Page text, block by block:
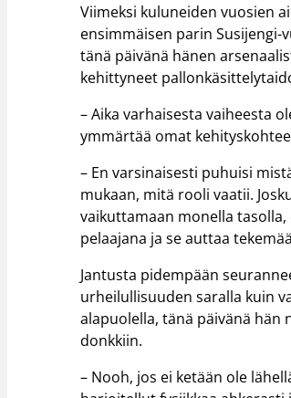
Viimeksi kuluneiden vuosien
ensimmäisen parin Susijengi-
tänä päivänä hänen
kehittyneet
– Aika varhaisesta vaiheesta
ymmärtää omat
– En varsinaisesti puhuisi
mukaan, mitä rooli vaatii.
vaikuttamaan monella
pelaajana ja se auttaa
Jantusta pidempään
urheilullisuuden saralla kuin
alapuolella, tänä päivänä hän
donkkiin.
– Nooh, jos ei ketään ole